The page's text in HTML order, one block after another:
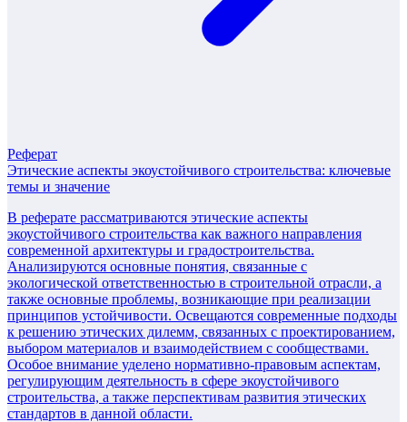
Реферат
Этические аспекты экоустойчивого строительства: ключевые
темы и значение
В реферате рассматриваются этические аспекты
экоустойчивого строительства как важного направления
современной архитектуры и градостроительства.
Анализируются основные понятия, связанные с
экологической ответственностью в строительной отрасли, а
также основные проблемы, возникающие при реализации
принципов устойчивости. Освещаются современные подходы
к решению этических дилемм, связанных с проектированием,
выбором материалов и взаимодействием с сообществами.
Особое внимание уделено нормативно-правовым аспектам,
регулирующим деятельность в сфере экоустойчивого
строительства, а также перспективам развития этических
стандартов в данной области.